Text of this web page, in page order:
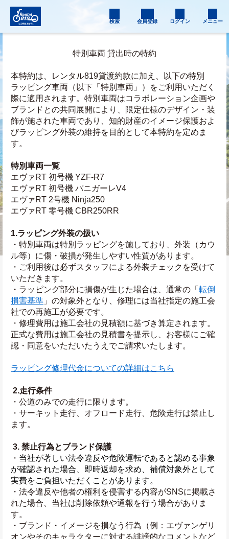
検索 会員登録 ログイン メニュー
特別車両 貸出時の特約
本特約は、レンタル819貸渡約款に加え、以下の特別
ラッピング車両（以下「特別車両」）をご利用いただく
際に適用されます。特別車両はコラボレーション企画や
ブランドとの共同展開により、限定仕様のデザイン・装
飾が施された車両であり、知的財産のイメージ保護およ
びラッピング外装の維持を目的として本特約を定めま
す。
特別車両一覧
エヴァRT 初号機 YZF-R7
エヴァRT 初号機 パニガーレV4
エヴァRT 2号機 Ninja250
エヴァRT 零号機 CBR250RR
1.ラッピング外装の扱い
・特別車両は特別ラッピングを施しており、外装（カウ
ル等）に傷・破損が発生しやすい性質があります。
・ご利用後は必ずスタッフによる外装チェックを受けて
いただきます。
・ラッピング部分に損傷が生じた場合は、通常の「 転倒
損害基準 」の対象外となり、修理には当社指定の施工会
社での再施工が必要です。
・修理費用は施工会社の見積額に基づき算定されます。
正式な費用は施工会社の見積書を提示し、お客様にご確
認・同意をいただいたうえでご請求いたします。
ラッピング修理代金についての詳細はこちら
2.走行条件
・公道のみでの走行に限ります。
・サーキット走行、オフロード走行、危険走行は禁止し
ます。
3. 禁止行為とブランド保護
・ 当社が著しい法令違反や危険運転であると認める事象
が確認された場合、即時返却を求め、補償対象外として
実費をご負担いただくことがあります。
・法令違反や他者の権利を侵害する内容がSNSに掲載さ
れた場合、当社は削除依頼や通報を行う場合がありま
す。
・ブランド・イメージを損なう行為（例：エヴァンゲリ
オンやそのキャラクターに対する誹謗的なコメントなど